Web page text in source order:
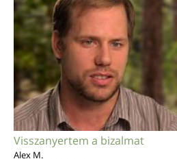
Visszanyertem a bizalmat
Alex M.